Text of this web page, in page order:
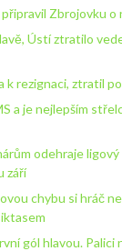
Zbrojovku
Ústí ztratilo
k rezignaci, ztratil
a je nejlepším
odehraje ligový
září
chybu si hráč
gól hlavou. Palici